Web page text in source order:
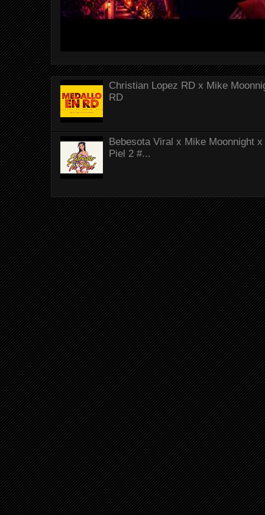
Christian Lopez RD x Mike
RD
Bebesota Viral x Mike Moonnight
Piel 2 #...